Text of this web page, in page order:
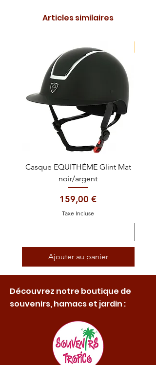
Articles similaires
Casque EQUITHÈME Glint Mat
noir/argent
Prix
159,00 €
Taxe Incluse
Ajouter au panier
Découvrez notre boutique de
souvenirs, hamacs et jardin :